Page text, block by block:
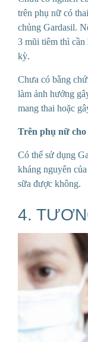
trên phụ nữ có
chủng Gardasil.
3 mũi tiêm thì cần
kỳ.
Chưa có bằng
làm ảnh hưởng
mang thai hoặc
Trên phụ nữ cho
Có thể sử dụng
kháng nguyên
sữa được không.
4.